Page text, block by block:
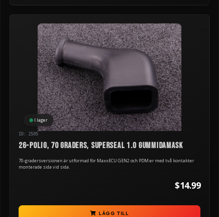
I lager
ID: 2505
26-polig, 70 graders, Superseal 1.0 gummidamask
70-gradersversionen är utformad för MaxxECU GEN2 och PDM:er med två kontakter
monterade sida vid sida.
$14.99
LÄGG TILL